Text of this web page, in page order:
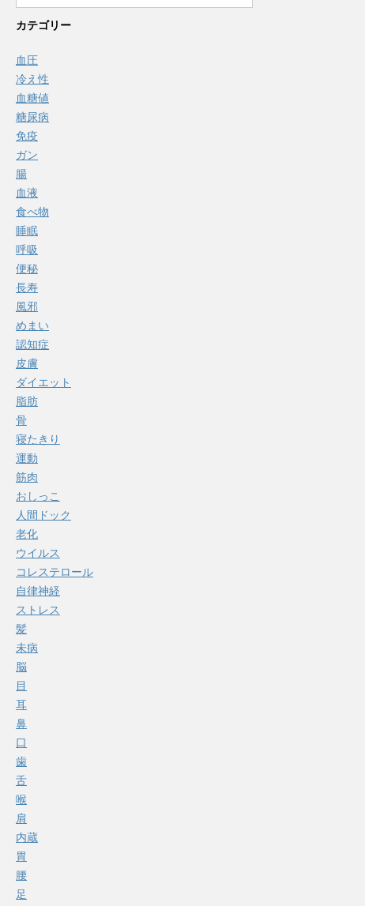
カテゴリー
血圧
冷え性
血糖値
糖尿病
免疫
ガン
腸
血液
食べ物
睡眠
呼吸
便秘
長寿
風邪
めまい
認知症
皮膚
ダイエット
脂肪
骨
寝たきり
運動
筋肉
おしっこ
人間ドック
老化
ウイルス
コレステロール
自律神経
ストレス
髪
未病
脳
目
耳
鼻
口
歯
舌
喉
肩
内蔵
胃
腰
足